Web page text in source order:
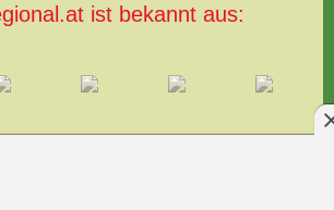
ist bekannt aus: